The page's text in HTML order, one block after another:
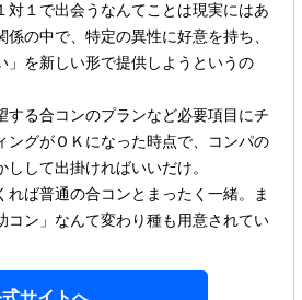
対１で出会うなんてことは現実にはあ
の中で、特定の異性に好意を持ち、
」を新しい形で提供しようというの
る合コンのプランなど必要項目にチ
ングがＯＫになった時点で、コンパの
して出掛ければいいだけ。
ば普通の合コンとまったく一緒。ま
コン」なんて変わり種も用意されてい